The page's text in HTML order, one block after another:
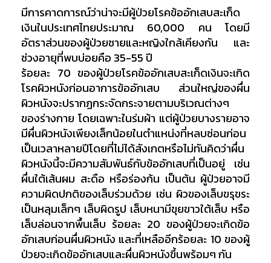
มีการคาดการณ์ว่าน่าจะมีผู้ป่วยโรคข้ออักเสบสะเก็ด
เงินในประเทศไทยประมาณ 60,000 คน โดยมี
อัตราส่วนของผู้ป่วยชายและหญิงใกล้เคียงกัน และ
ช่วงอายุที่พบบ่อยคือ 35-55 ปี
ร้อยละ 70 ของผู้ป่วยโรคข้ออักเสบสะเก็ดเงินจะเกิด
โรคผิวหนังก่อนอาการข้ออักเสบ ส่วนใหญ่ของผื่น
ผิวหนังจะปรากฏกระจัดกระจายตามบริเวณต่างๆ
ของร่างกาย โดยเฉพาะในร่มผ้า แต่ผู้ป่วยบางรายอาจ
มีผื่นผิวหนังเพียงเล็กน้อยในตำแหน่งที่หลบซ่อนก่อน
เป็นเวลาหลายปีโดยที่ไม่ได้สังเกตหรือไม่ทันคิดว่าผื่น
ผิวหนังนี้จะมีความสัมพันธ์กับข้ออักเสบที่เป็นอยู่ เช่น
ผื่นใต้เส้นผม สะดือ หรือร่องก้น เป็นต้น ผู้ป่วยอาจมี
ความผิดปกติของเล็บร่วมด้วย เช่น ผิวของเล็บขรุขระ
เป็นหลุมเล็กๆ เล็บผิดรูป เล็บหนามีขุยขาวใต้เล็บ หรือ
เล็บล่อนจากพื้นเล็บ ร้อยละ 20 ของผู้ป่วยจะเกิดข้อ
อักเสบก่อนผื่นผิวหนัง และที่เหลืออีกร้อยละ 10 ของผู้
ป่วยจะเกิดข้ออักเสบและผื่นผิวหนังขึ้นพร้อมๆ กัน